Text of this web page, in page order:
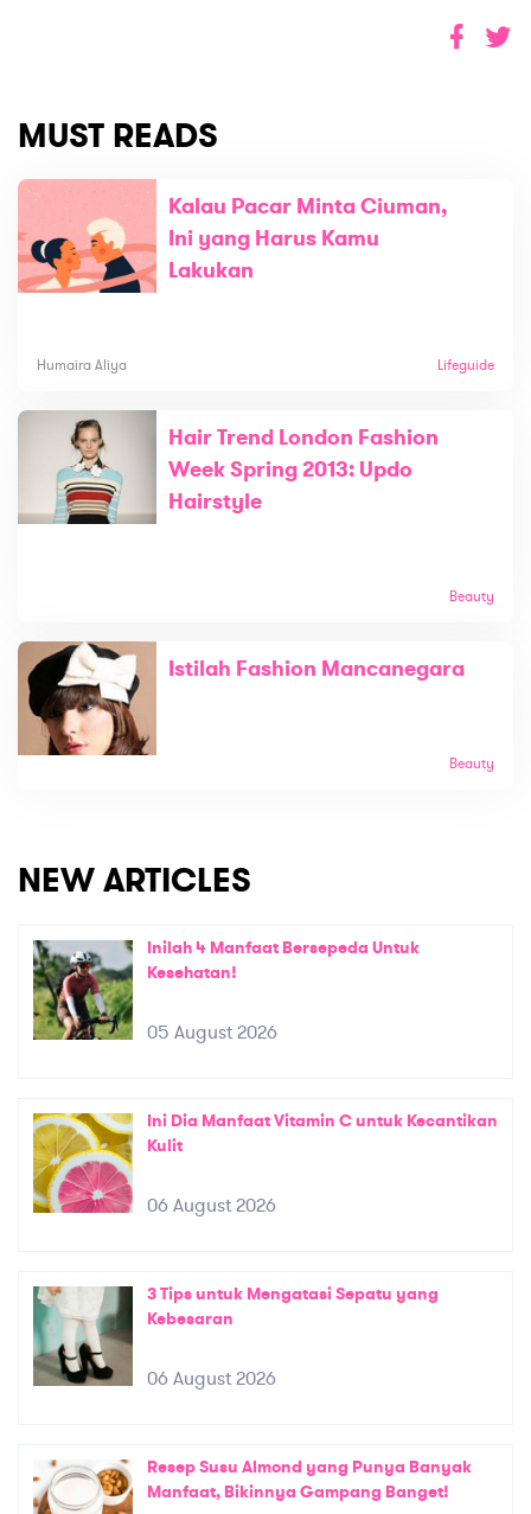
MUST READS
Kalau Pacar Minta Ciuman,
Ini yang Harus Kamu
Lakukan
Humaira Aliya Lifeguide
Hair Trend London Fashion
Week Spring 2013: Updo
Hairstyle
Beauty
Istilah Fashion Mancanegara
Beauty
NEW ARTICLES
Inilah 4 Manfaat Bersepeda Untuk
Kesehatan!
05 August 2026
Ini Dia Manfaat Vitamin C untuk Kecantikan
Kulit
06 August 2026
3 Tips untuk Mengatasi Sepatu yang
Kebesaran
06 August 2026
Resep Susu Almond yang Punya Banyak
Manfaat, Bikinnya Gampang Banget!